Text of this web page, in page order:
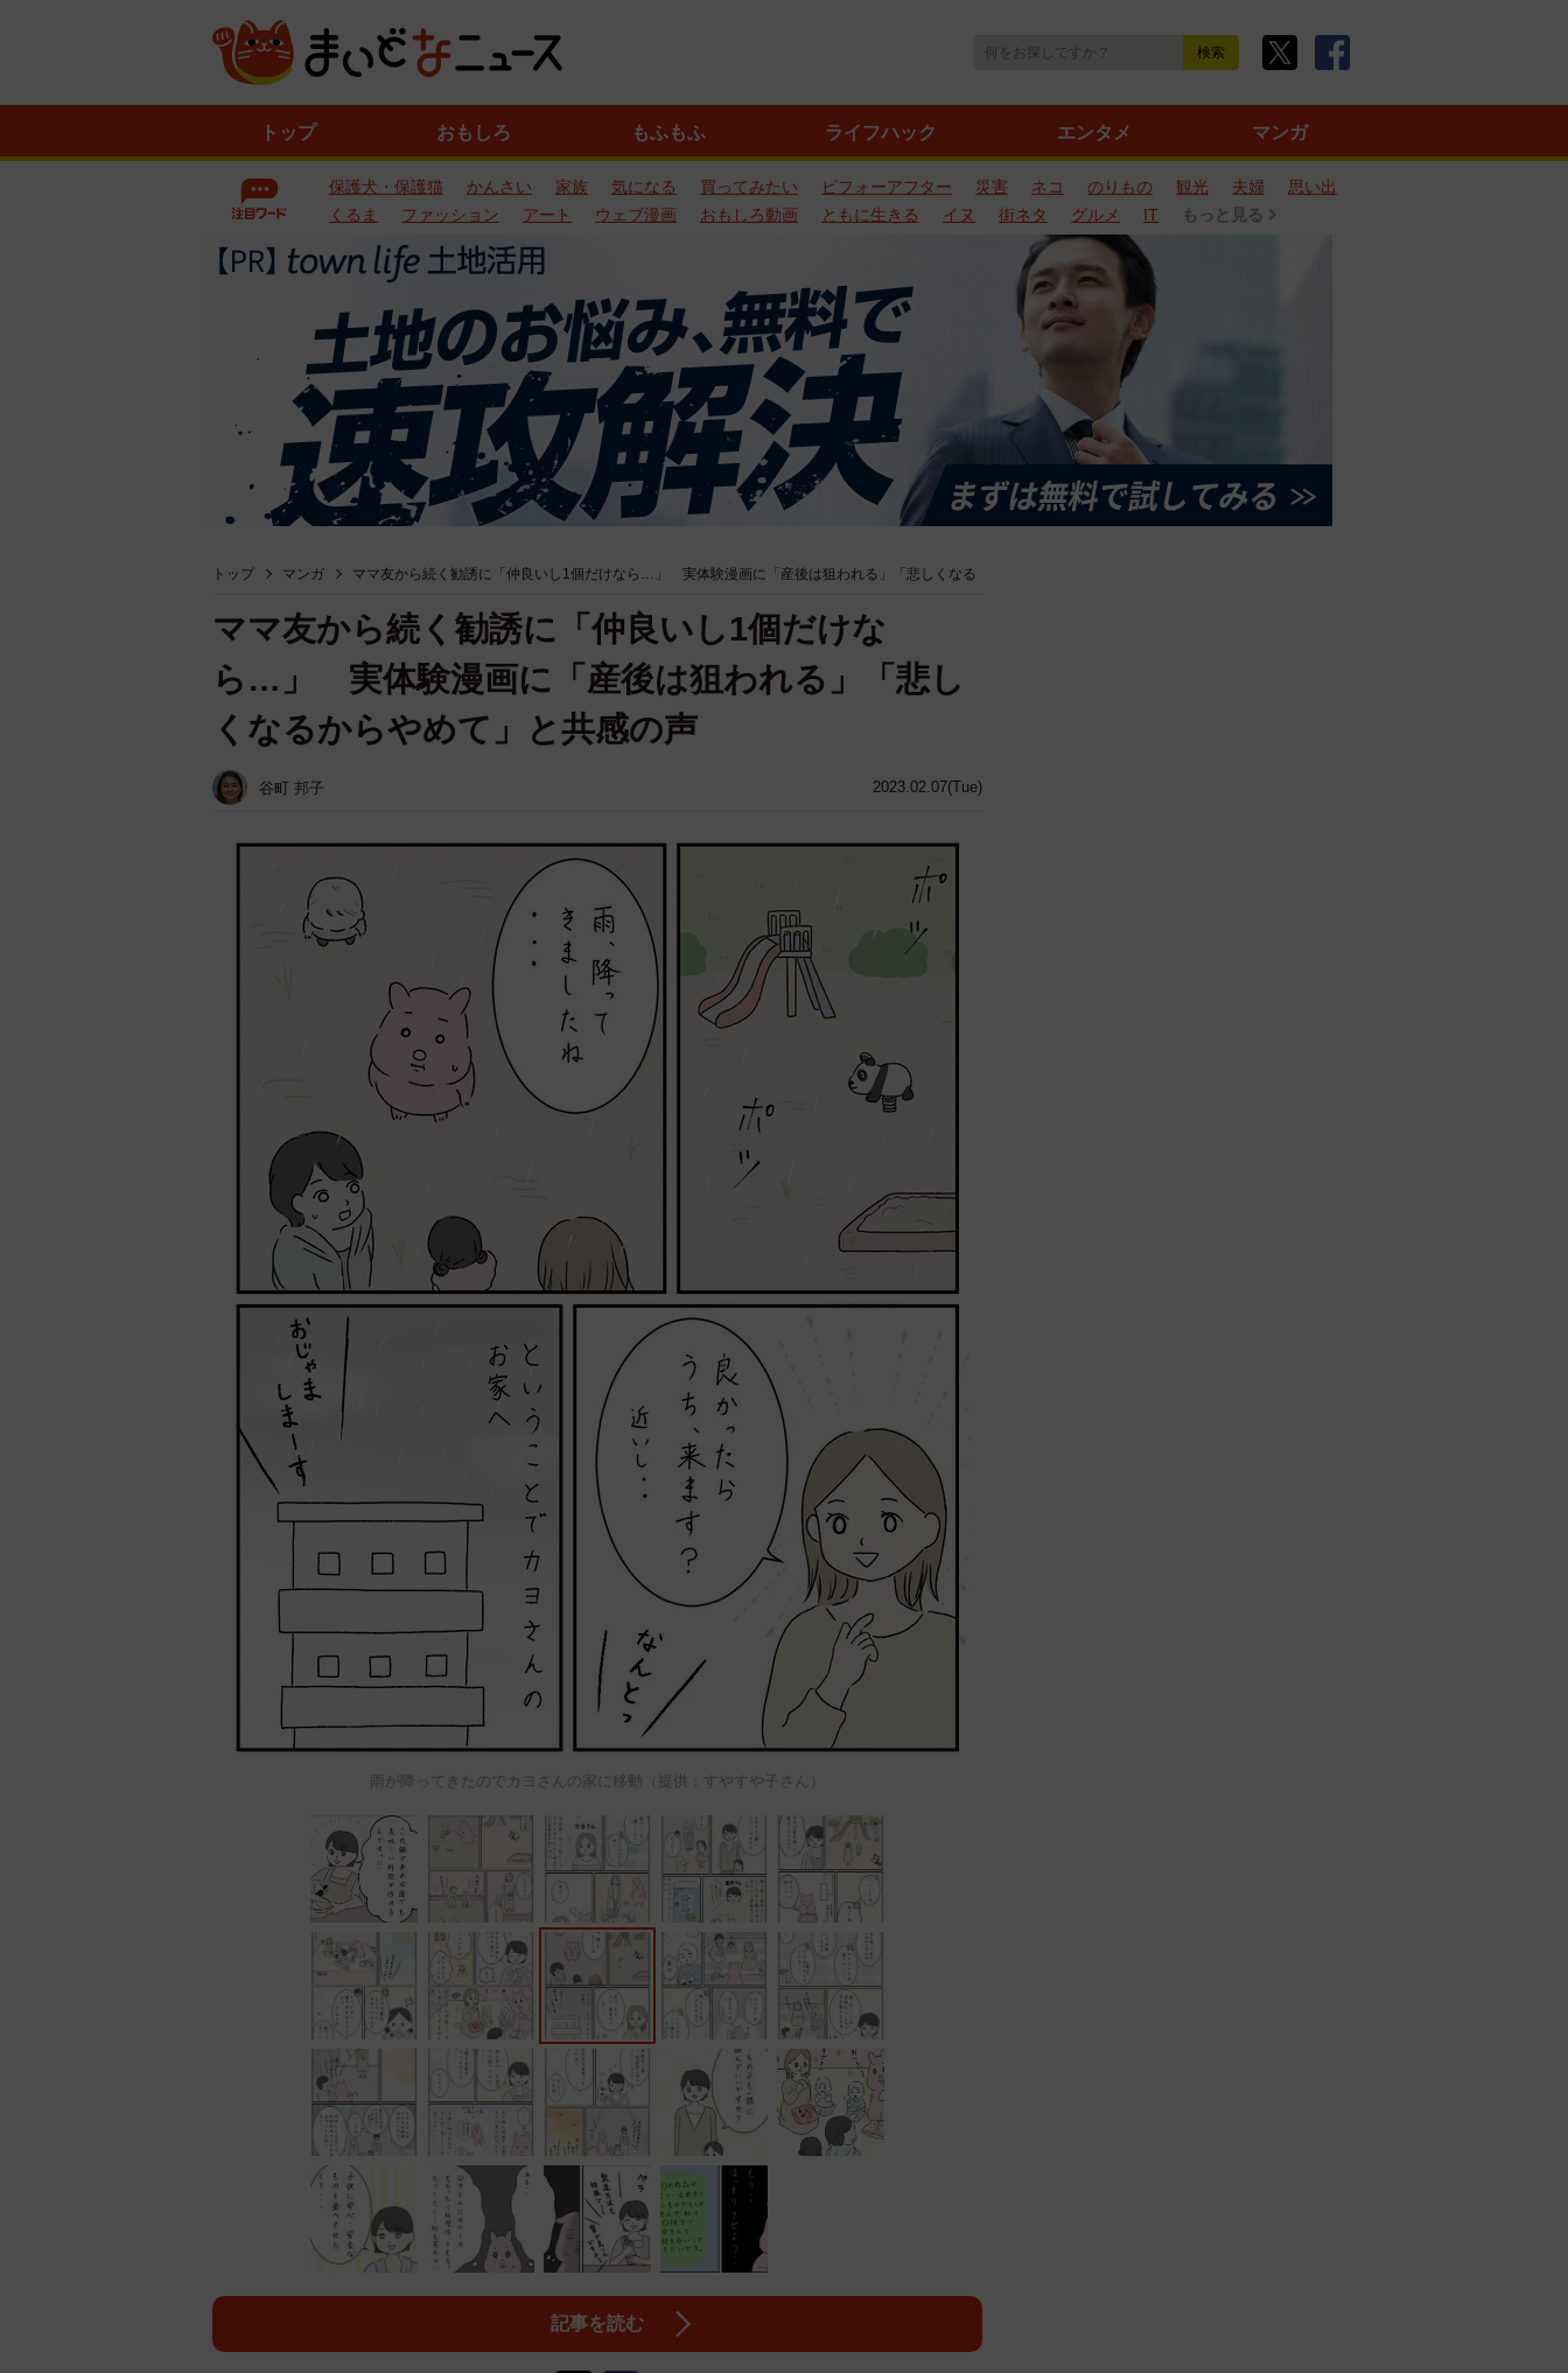
トップ おもしろ もふもふ ライフハック エンタメ マンガ
保護犬・保護猫 かんさい 家族 気になる 買ってみたい ビフォーアフター 災害 ネコ のりもの 観光 夫婦
思い出
くるま
ファッション アート ウェブ漫画 おもしろ動画 ともに生きる イヌ 街ネタ グルメ IT もっと見る
トップ マンガ ママ友から続く勧誘に「仲良いし1個だけなら…」 実体験漫画に「産後は狙われる」「悲しくなる
2023.02.07(Tue)
ママ友から続く勧誘に「仲良いし1個だけな
ら…」 実体験漫画に「産後は狙われる」「悲し
くなるからやめて」と共感の声
谷町 邦子
雨が降ってきたのでカヨさんの家に移動（提供：すやすや子さん）
記事を読む